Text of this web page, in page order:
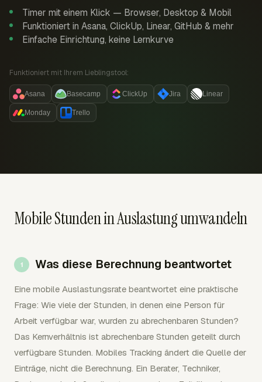
Timer mit einem Klick — Browser, Desktop & Mobil
Funktioniert in Asana, ClickUp, Linear, GitHub & mehr
Einfache Einrichtung, keine Lernkurve
Funktioniert mit Ihrem Lieblingstool:
Asana Basecamp ClickUp Jira Linear
Monday Trello
Mobile Stunden in Auslastung umwandeln
Was diese Berechnung beantwortet
Eine mobile Auslastungsrate beantwortet eine praktische
Frage: Wie viele der Stunden, in denen eine Person für
Arbeit verfügbar war, wurden zu abrechenbaren Stunden?
Das Kernverhältnis ist abrechenbare Stunden geteilt durch
verfügbare Stunden. Mobiles Tracking ändert die Quelle der
Einträge, nicht die Berechnung. Ein Berater, Techniker,